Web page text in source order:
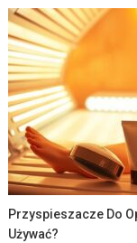
Przyspieszacze Do
Używać?